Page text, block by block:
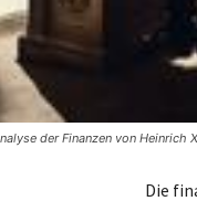
der Finanzen von Heinrich
Die